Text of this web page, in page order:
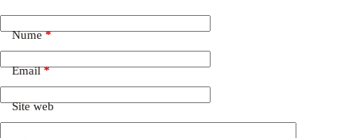
Nume*
Email*
Site web